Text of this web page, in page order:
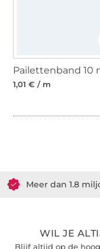
1,01 € / m
Meer dan 1.8
WIL JE
Blijf altijd op de